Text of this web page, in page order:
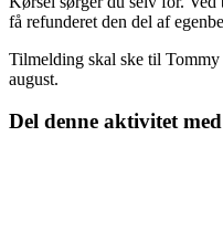
få refunderet den del af
Tilmelding skal ske til Tommy
august.
Del denne aktivitet